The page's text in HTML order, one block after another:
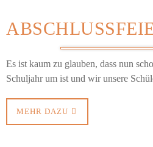
Es ist kaum zu glauben, dass nun
Schuljahr um ist und wir unsere
MEHR DAZU